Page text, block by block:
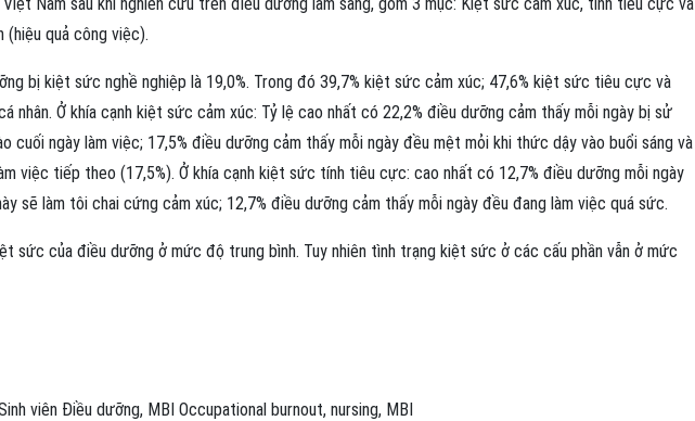
(hiệu quả công việc).
bị kiệt sức nghề nghiệp là 19,0%. Trong đó 39,7% kiệt sức cảm xúc; 47,6% kiệt sức tiêu cực và
nhân. Ở khía cạnh kiệt sức cảm xúc: Tỷ lệ cao nhất có 22,2% điều dưỡng cảm thấy mỗi ngày bị sử
cuối ngày làm việc; 17,5% điều dưỡng cảm thấy mỗi ngày đều mệt mỏi khi thức dậy vào buổi sáng và
việc tiếp theo (17,5%). Ở khía cạnh kiệt sức tính tiêu cực: cao nhất có 12,7% điều dưỡng mỗi ngày
sẽ làm tôi chai cứng cảm xúc; 12,7% điều dưỡng cảm thấy mỗi ngày đều đang làm việc quá sức.
sức của điều dưỡng ở mức độ trung bình. Tuy nhiên tình trạng kiệt sức ở các cấu phần vẫn ở mức
viên Điều dưỡng, MBI Occupational burnout, nursing, MBI